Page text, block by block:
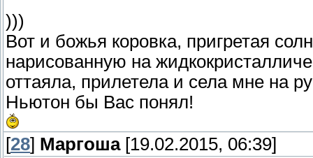
)))
Вот и божья коровка, пригретая
нарисованную на
оттаяла, прилетела и села мне на
Ньютон бы Вас понял!
[28] Маргоша[19.02.2015, 06:39]